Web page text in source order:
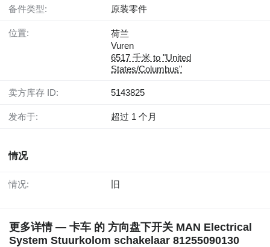
备件类型: 原装零件
位置:
荷兰
Vuren
6517 千米 to "United
States/Columbus"
卖方库存 ID: 5143825
发布于: 超过 1 个月
情况
情况: 旧
更多详情 — 卡车 的 方向盘下开关 MAN Electrical
System Stuurkolom schakelaar 81255090130